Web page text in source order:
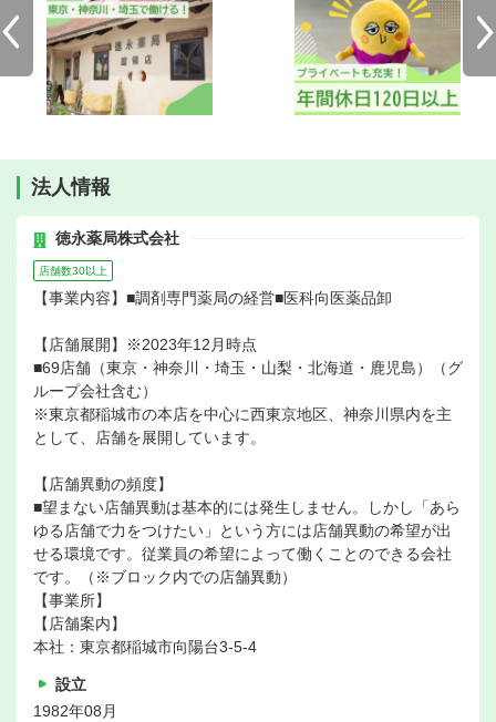
法人情報
徳永薬局株式会社
店舗数30以上
【事業内容】■調剤専門薬局の経営■医科向医薬品卸
【店舗展開】※2023年12月時点
■69店舗（東京・神奈川・埼玉・山梨・北海道・鹿児島）（グ
ループ会社含む）
※東京都稲城市の本店を中心に西東京地区、神奈川県内を主
として、店舗を展開しています。
【店舗異動の頻度】
■望まない店舗異動は基本的には発生しません。しかし「あら
ゆる店舗で力をつけたい」という方には店舗異動の希望が出
せる環境です。従業員の希望によって働くことのできる会社
です。（※ブロック内での店舗異動）
【事業所】
【店舗案内】
本社：東京都稲城市向陽台3-5-4
設立
1982年08月